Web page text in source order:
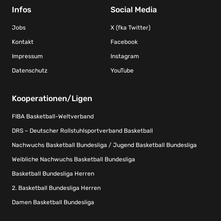
Infos
Jobs
Kontakt
Impressum
Datenschutz
Social Media
X (fka Twitter)
Facebook
Instagram
YouTube
Kooperationen/Ligen
FIBA Basketball-Weltverband
DRS – Deutscher Rollstuhlsportverband Basketball
Nachwuchs Basketball Bundesliga / Jugend Basketball Bundesliga
Weibliche Nachwuchs Basketball Bundesliga
Basketball Bundesliga Herren
2. Basketball Bundesliga Herren
Damen Basketball Bundesliga